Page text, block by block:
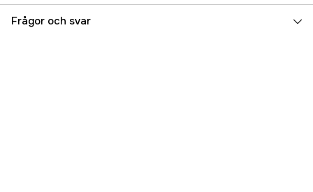
Referensnummer 5000017867
Frågor och svar